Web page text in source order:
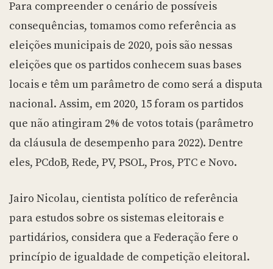
Para compreender o cenário de possíveis
consequências, tomamos como referência as
eleições municipais de 2020, pois são nessas
eleições que os partidos conhecem suas bases
locais e têm um parâmetro de como será a disputa
nacional. Assim, em 2020, 15 foram os partidos
que não atingiram 2% de votos totais (parâmetro
da cláusula de desempenho para 2022). Dentre
eles, PCdoB, Rede, PV, PSOL, Pros, PTC e Novo.
Jairo Nicolau, cientista político de referência
para estudos sobre os sistemas eleitorais e
partidários, considera que a Federação fere o
princípio de igualdade de competição eleitoral.